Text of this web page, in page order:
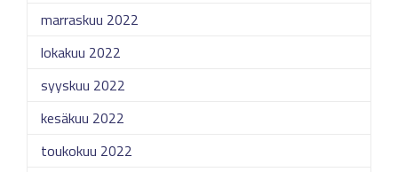
marraskuu 2022
lokakuu 2022
syyskuu 2022
kesäkuu 2022
toukokuu 2022